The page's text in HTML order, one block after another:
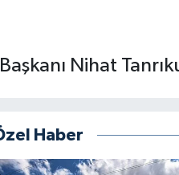
Nihat
Haber